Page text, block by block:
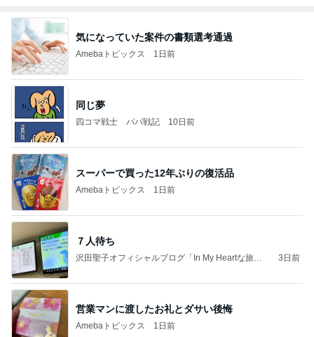
気になっていた案件の書類選考通過
Amebaトピックス 1日前
同じ夢
四コマ戦士 パパ戦記 10日前
スーパーで買った12年ぶりの復活品
Amebaトピックス 1日前
７人待ち
沢田聖子オフィシャルブログ「In My Heartな旅日
3日前
営業マンに渡したお礼とダサい後悔
Amebaトピックス 1日前